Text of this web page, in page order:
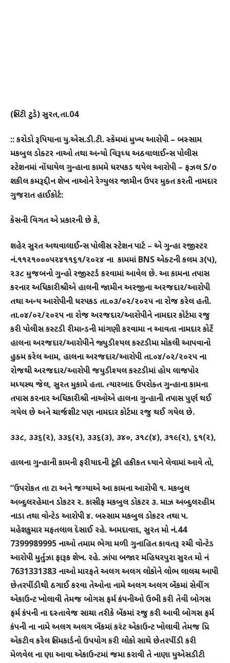
(સિટી ટુડે) સુરત,તા.04
:: કરોડો રૂપિયાના યુ.એસ.ડી.ટી. સ્કેમમાં મુખ્ય આરોપી – બસ્સામ
મકબુલ ડોક્ટર નાઓ તથા અન્યો વિરૂધ્ધ અઠવાલાઈન્સ પોલીસ
સ્ટેશનમાં નોંધાયેલ ગુન્હાના કામમે ધરપકડ થયેલ આરોપી – ફઝલ S/o
શકીલ કમરૂદ્દીન શેખ નાઓને રેગ્યુલર જામીન ઉપર મુક્ત કરતી નામદાર
ગુજરાત હાઈકોર્ટ:
કેસની વિગત એ પ્રકારની છે કે,
શહેર સુરત અથવાલાઈન્સ પોલીસ સ્ટેશન પાર્ટ – એ ગુન્હા રજીસ્ટર
નં.૧૧૨૧૦૦૦૫૨૪૧૧૬૧/૨૦૨૪ ના કામમાં BNS એક્ટની કલમ ૩(૫),
૨૩૮ મુજબનો ગુન્હો રજીસ્ટર્ડ કરવામાં આવેલ છે. આ કામના તપાસ
કરનાર અધિકારીશ્રીએ હાલની જામીન અરજીના અરજદાર/આરોપી
તથા અન્ય આરોપીની ધરપકડ તા.૦૩/૦૨/૨૦૨૫ ના રોજ કરેલ હતી.
તા.૦૪/૦૨/૨૦૨૫ ના રોજ અરજદાર/આરોપીને નામદાર કોર્ટમા રજુ
કરી પોલીસ કસ્ટડી રીમાન્ડની માંગણી કરવામા ન આવતા નામદાર કોર્ટે
હાલના અરજદાર/આરોપીને જ્યુડીશ્યલ કસ્ટડીમા મોકલી આપવાનો
હુક્મ કરેલ આમ, હાલના અરજદાર/આરોપી તા.૦૪/૦૨/૨૦૨૫ ના
રોજથી અરજદાર/આરોપી જયુડીશ્યલ કસ્ટડીમાં હોય લાજપોર
મધ્યસ્થ જેલ, સુરત મુકામે હતા. ત્યારબાદ ઉપરોક્ત ગુન્હાના કામના
તપાસ કરનાર અધિકારીશ્રી નાઓએ હાલના ગુન્હાની તપાસ પુર્ણ થઈ
ગયેલ છે અને ચાર્જશીટ પણ નામદાર કોર્ટમા રજુ થઈ ગયેલ છે.
૩૩૮, ૩૩૬(૨), ૩૩૬(૨), ૩૩૬(૩), ૩૪૦, ૩૧૮(૪), ૩૧૯(૨), ૬૧(૨),
હાલના ગુન્હાની કામની ફરીયાદની ટૂંકી હકીકત ધ્યાને લેવામાં આવે તો,
“ઉપરોકત તા ટા અને જગ્યાએ આ કામના આરોપી ૧. મકબુલ
અબ્દુલરહેમાન ડોકટર ૨. કાસીફ મકબુલ ડોકટર ૩. માઝ અબ્દુલરહીમ
નાડા તથા વોન્ટેડ આરોપી ૪. બસ્સામ મકબુલ ડોકટર તથા પ.
મહેશકુમાર મફતલાલ દેસાઈ રહે. અમદાવાદ, સુરત મો નં.44
7399989995 નાઓ તમામ ભેગા મળી ગુનાહિત કાવતરૂ રચી વોન્ટેડ
આરોપી મુર્તુઝા ફારૂક શેખ. રહે. ઝાંપા બજાર મહિધરપુરા સુરત મો નં
7631331383 નાઓ મારફતે અલગ અલગ લોકોને લોભ લાલચ આપી
છેતરપીંડીથી ઠગાઈ કરવા તેઓના નામે અલગ અલગ બેંકમાં સેવીંગ
એકાઉન્ટખોલાવી તેમજ બોગસ ફર્મ કંપનીઓ ઉભી કરી તેવી બોગસ
ફર્મ કંપની ના દસ્તાવેજ સાચા તરીકે બેંકમાં રજુ કરી આવી બોગસ ફર્મ
કંપની ના નામે અલગ અલગ બેંકમાં કરંટ એકાઉન્ટ ખોલાવી તેમજ પ્રિ
એકટીવ કરેલ સિમકાર્ડનો ઉપયોગ કરી લોકો સાથે છેતરપીંડી કરી
મેળવેલ ના ણા આવા એકાઉન્ટમાં જમા કરાવી તે નાણા યુએસડીટી